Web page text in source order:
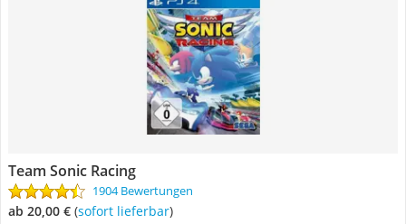
Team Sonic Racing
1904 Bewertungen
ab 20,00 € ( Sofort lieferbar)